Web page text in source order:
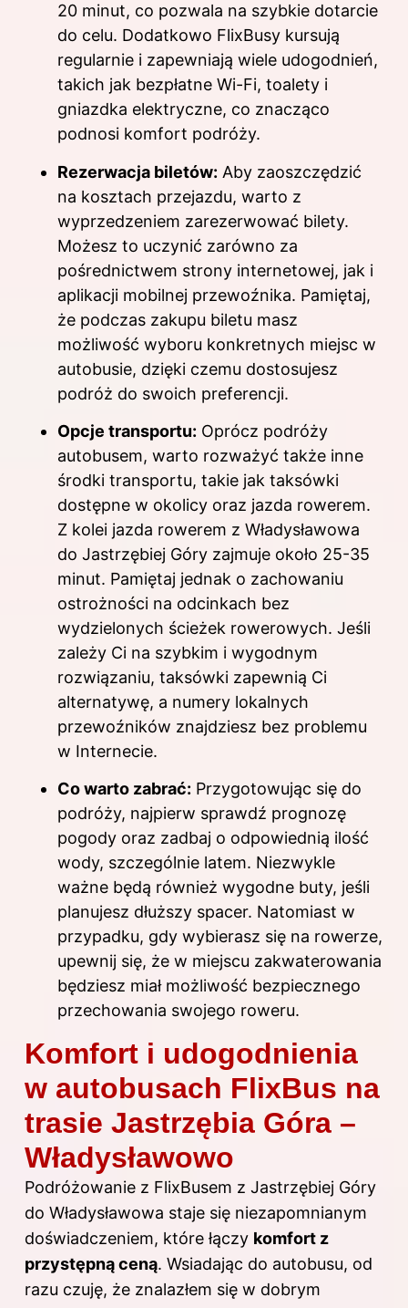
20 minut, co pozwala na szybkie dotarcie
do celu. Dodatkowo FlixBusy kursują
regularnie i zapewniają wiele udogodnień,
takich jak bezpłatne Wi-Fi, toalety i
gniazdka elektryczne, co znacząco
podnosi komfort podróży.
Rezerwacja biletów: Aby zaoszczędzić
na kosztach przejazdu, warto z
wyprzedzeniem zarezerwować bilety.
Możesz to uczynić zarówno za
pośrednictwem strony internetowej, jak i
aplikacji mobilnej przewoźnika. Pamiętaj,
że podczas zakupu biletu masz
możliwość wyboru konkretnych miejsc w
autobusie, dzięki czemu dostosujesz
podróż do swoich preferencji.
Opcje transportu: Oprócz podróży
autobusem, warto rozważyć także inne
środki transportu, takie jak taksówki
dostępne w okolicy oraz jazda rowerem.
Z kolei jazda rowerem z Władysławowa
do Jastrzębiej Góry zajmuje około 25-35
minut. Pamiętaj jednak o zachowaniu
ostrożności na odcinkach bez
wydzielonych ścieżek rowerowych. Jeśli
zależy Ci na szybkim i wygodnym
rozwiązaniu, taksówki zapewnią Ci
alternatywę, a numery lokalnych
przewoźników znajdziesz bez problemu
w Internecie.
Co warto zabrać: Przygotowując się do
podróży, najpierw sprawdź prognozę
pogody oraz zadbaj o odpowiednią ilość
wody, szczególnie latem. Niezwykle
ważne będą również wygodne buty, jeśli
planujesz dłuższy spacer. Natomiast w
przypadku, gdy wybierasz się na rowerze,
upewnij się, że w miejscu zakwaterowania
będziesz miał możliwość bezpiecznego
przechowania swojego roweru.
Komfort i udogodnienia
w autobusach FlixBus na
trasie Jastrzębia Góra –
Władysławowo
Podróżowanie z FlixBusem z Jastrzębiej Góry
do Władysławowa staje się niezapomnianym
doświadczeniem, które łączy komfort z
przystępną ceną. Wsiadając do autobusu, od
razu czuję, że znalazłem się w dobrym